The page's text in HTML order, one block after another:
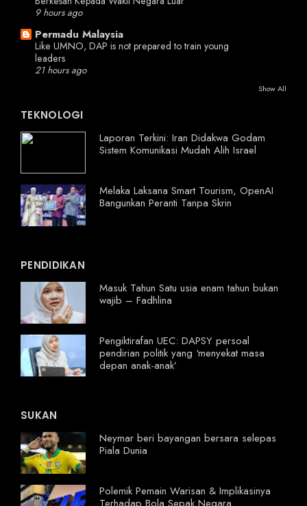
9 hours ago
Permadu Malaysia
Like UMNO, DAP is not prepared to train young
leaders
21 hours ago
Show All
TEKNOLOGI
Laporan Terkini: Iran Didakwa Godam
Sistem Komunikasi Mudah Alih Israel
Melaka Laksana Smart Tourism, OpenAI
Bangunkan Peranti Tanpa Skrin
PENDIDIKAN
Masuk Tahun Satu usia enam tahun bukan
wajib – Fadhlina
Pengiktirafan UEC: DAPSY persoal
pendirian politik yang ‘menyekat masa
depan anak-anak’
SUKAN
Neymar beri bayangan bersara selepas
Piala Dunia
Polemik Pemain Warisan & Implikasinya